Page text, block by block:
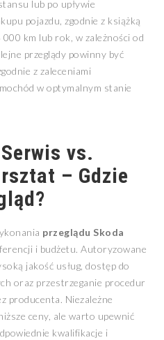
lub po upływie
pojazdu, zgodnie z książką
km lub rok, w zależności od
przeglądy powinny być
z zaleceniami
w optymalnym stanie
vs.
– Gdzie
przeglądu Skoda
i budżetu. Autoryzowane
jakość usług, dostęp do
oraz przestrzeganie procedur
producenta. Niezależne
ceny, ale warto upewnić
kwalifikacje i